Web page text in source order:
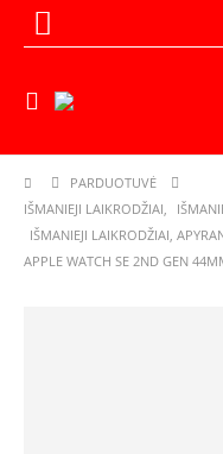
PARDUOTUVĖ
IŠMANIEJI LAIKRODŽIAI,
IŠMANIEJI LAIKRODŽIAI,
APPLE WATCH SE 2ND GEN